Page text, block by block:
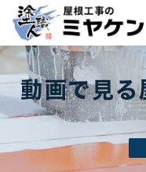
動画で見る